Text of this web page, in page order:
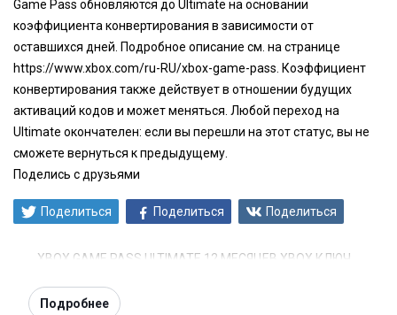
Game Pass обновляются до Ultimate на основании
коэффициента конвертирования в зависимости от
оставшихся дней. Подробное описание см. на странице
https://www.xbox.com/ru-RU/xbox-game-pass. Коэффициент
конвертирования также действует в отношении будущих
активаций кодов и может меняться. Любой переход на
Ultimate окончателен: если вы перешли на этот статус, вы не
сможете вернуться к предыдущему.
Поделись с друзьями
Поделиться Поделиться Поделиться
XBOX GAME PASS ULTIMATE 12 МЕСЯЦЕВ XBOX КЛЮЧ
Подробнее